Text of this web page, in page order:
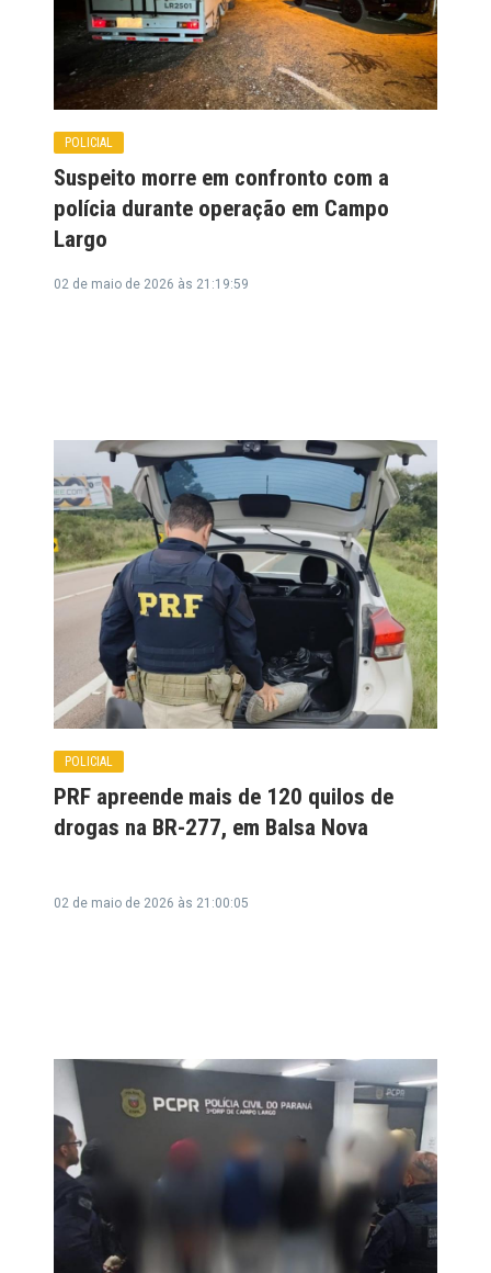
POLICIAL
Suspeito morre em confronto com a
polícia durante operação em Campo
Largo
02 de maio de 2026 às 21:19:59
POLICIAL
PRF apreende mais de 120 quilos de
drogas na BR-277, em Balsa Nova
02 de maio de 2026 às 21:00:05